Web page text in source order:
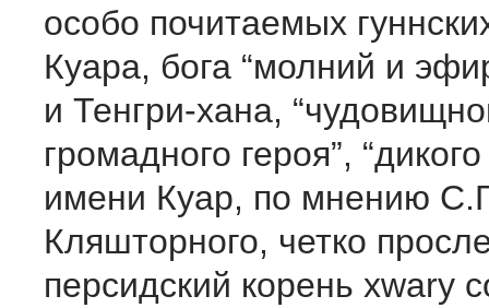
особо почитаемых
Куара, бога “молний и
и Тенгри-хана,
громадного героя”,
имени Куар, по мнению
Кляшторного, четко
персидский корень xwary